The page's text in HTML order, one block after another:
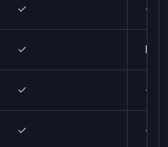
✓ ✓
✓ N/A
✓ ✓
✓ ✓